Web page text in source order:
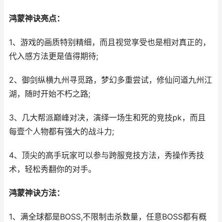
鸿蒙神诀亮点：
1、游戏的画质特别精细，而且视觉享受也是相对真正的，
代入感方法更是值得期待;
2、御剑纵横九州寻觅路，梦幻多重尝试，修仙问道九州江
湖，随时开始不朽之路;
3、几大帮派巅峰对决，演绎一场生和死的竞技pk，而且
每壹个人物都有强大的战斗力;
4、顶尖的高手玩家可以参与跨服竞技方法，秀操作秀技
术，轻松秀翻你的对手。
鸿蒙神诀方法：
1、满全球都是BOSS,不限制击杀数量，任意BOSS都有概